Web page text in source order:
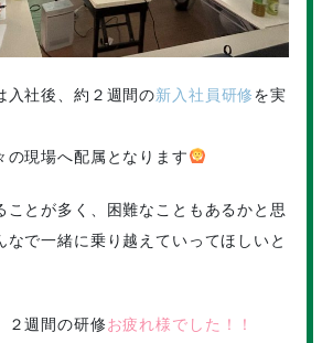
入社後、約２週間の新入社員研修を実
の現場へ配属となります
ことが多く、困難なこともあるかと思
なで一緒に乗り越えていってほしいと
２週間の研修お疲れ様でした！！